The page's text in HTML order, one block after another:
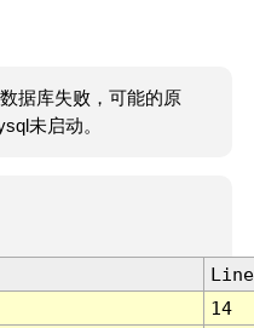
据库失败，可能的原
未启动。
Line
14